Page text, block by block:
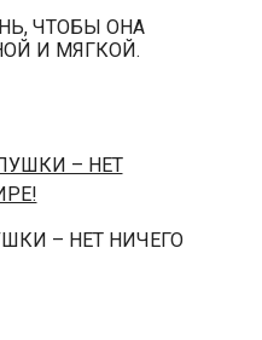
ЧТОБЫ ОНА
И МЯГКОЙ.
– НЕТ НИЧЕГО